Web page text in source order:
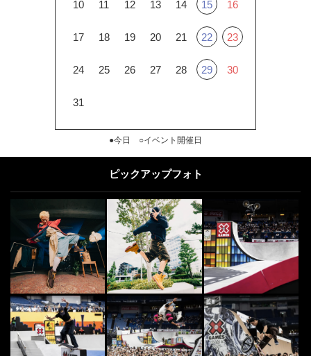
10 11 12 13 14 15 16
17 18 19 20 21 22 23
24 25 26 27 28 29 30
31
●今日 ○イベント開催日
ピックアップフォト